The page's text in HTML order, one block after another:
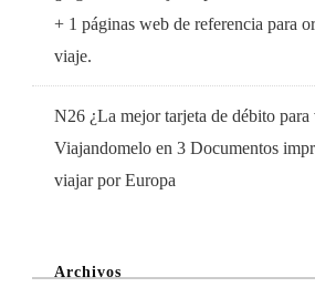
+ 1 páginas web de referencia para
viaje.
N26 ¿La mejor tarjeta de débito para
Viajandomelo en 3 Documentos
viajar por Europa
Archivos